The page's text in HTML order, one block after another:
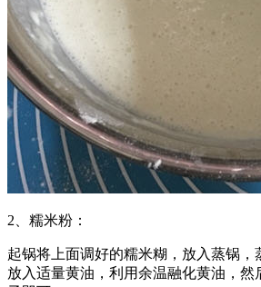
2、糯米粉：
起锅将上面调好的糯米糊，放入蒸锅，
放入适量黄油，利用余温融化黄油，然